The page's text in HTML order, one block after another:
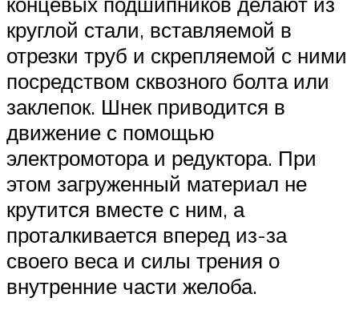
круглой стали, вставляемой в
отрезки труб и скрепляемой с ними
посредством сквозного болта или
заклепок. Шнек приводится в
движение с помощью
электромотора и редуктора. При
этом загруженный материал не
крутится вместе с ним, а
проталкивается вперед из-за
своего веса и силы трения о
внутренние части желоба.